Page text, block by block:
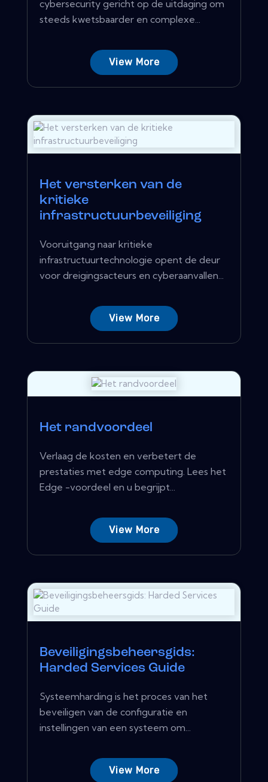
cybersecurity gericht op de uitdaging om
steeds kwetsbaarder en complexe...
View More
Het versterken van de
kritieke
infrastructuurbeveiliging
Vooruitgang naar kritieke
infrastructuurtechnologie opent de deur
voor dreigingsacteurs en cyberaanvallen...
View More
Het randvoordeel
Verlaag de kosten en verbetert de
prestaties met edge computing. Lees het
Edge -voordeel en u begrijpt...
View More
Beveiligingsbeheersgids:
Harded Services Guide
Systeemharding is het proces van het
beveiligen van de configuratie en
instellingen van een systeem om...
View More